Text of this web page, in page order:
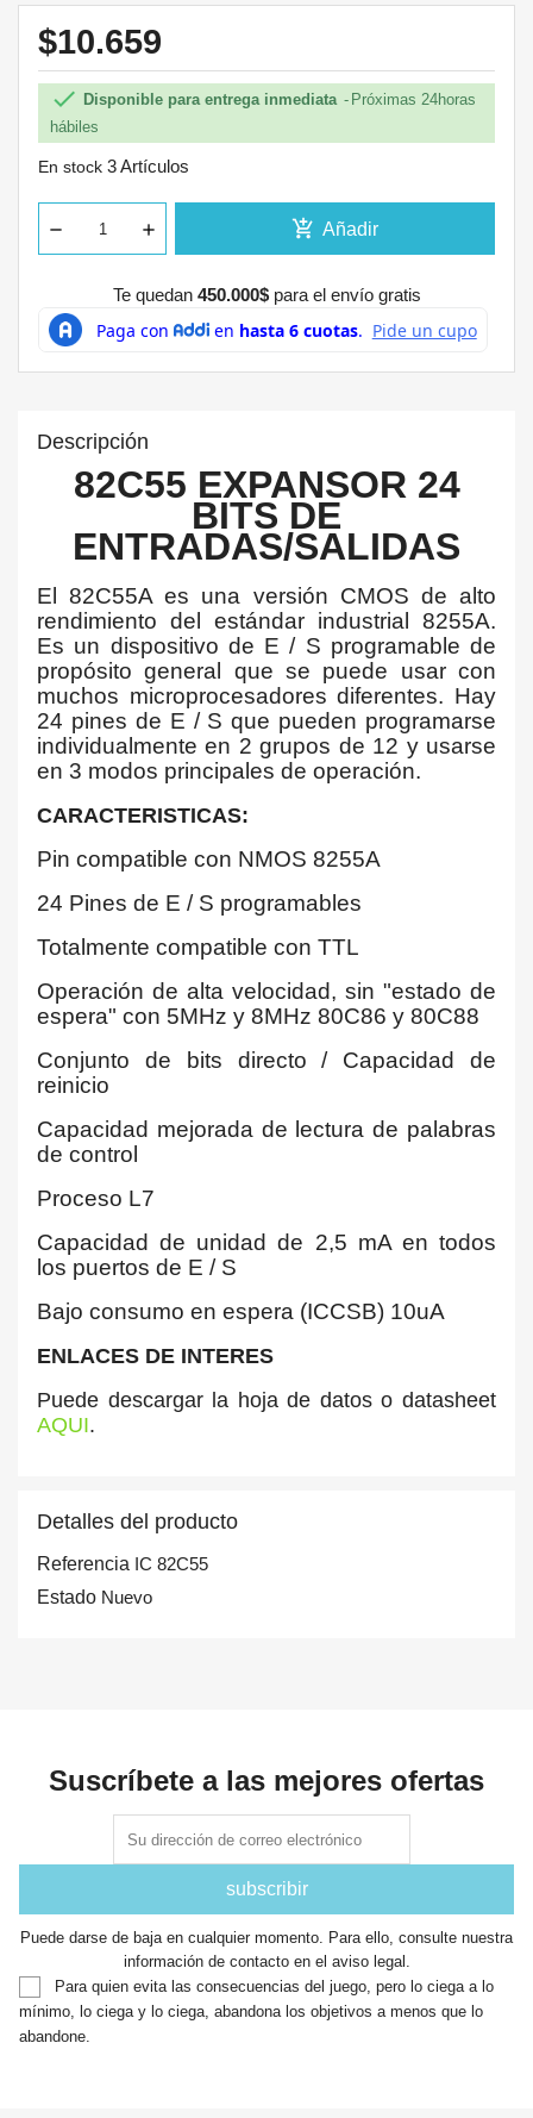
$10.659
 Disponible para entrega inmediata
Próximas 24horas
hábiles
En stock 3 Artículos
add_shopping_cart Añadir
Te quedan 450.000$para el envío gratis
Descripción
82C55 EXPANSOR 24
BITS DE
ENTRADAS/SALIDAS
El 82C55A es una versión CMOS de alto
rendimiento del estándar industrial 8255A.
Es un dispositivo de E / S programable de
propósito general que se puede usar con
muchos microprocesadores diferentes. Hay
24 pines de E / S que pueden programarse
individualmente en 2 grupos de 12 y usarse
en 3 modos principales de operación.
CARACTERISTICAS:
Pin compatible con NMOS 8255A
24 Pines de E / S programables
Totalmente compatible con TTL
Operación de alta velocidad, sin "estado de
espera" con 5MHz y 8MHz 80C86 y 80C88
Conjunto de bits directo / Capacidad de
reinicio
Capacidad mejorada de lectura de palabras
de control
Proceso L7
Capacidad de unidad de 2,5 mA en todos
los puertos de E / S
Bajo consumo en espera (ICCSB) 10uA
ENLACES DE INTERES
Puede descargar la hoja de datos o datasheet
AQUI.
Detalles del producto
Referencia IC 82C55
Estado Nuevo
Suscríbete a las mejores ofertas
Puede darse de baja en cualquier momento. Para ello, consulte nuestra
información de contacto en el aviso legal.
Para quien evita las consecuencias del juego, pero lo ciega a lo
mínimo, lo ciega y lo ciega, abandona los objetivos a menos que lo
abandone.